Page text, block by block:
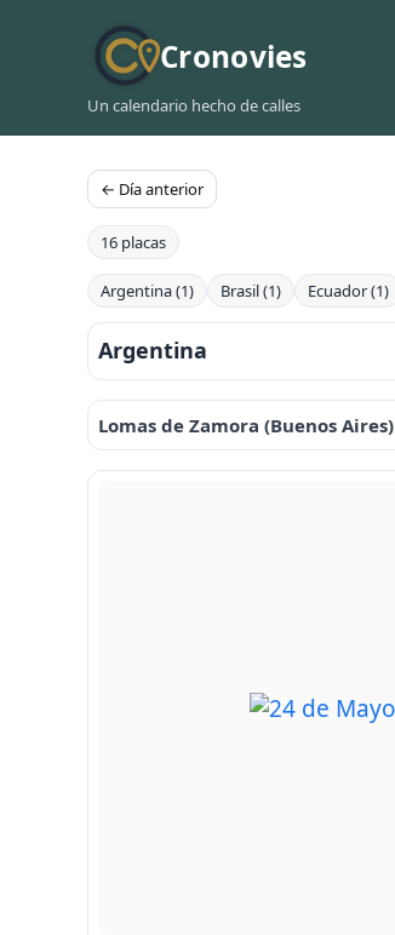
Cronovies
Un calendario hecho de calles
← Día anterior
16 placas
Argentina (1) Brasil (1) Ecuador (1)
Argentina
Lomas de Zamora (Buenos Aires)